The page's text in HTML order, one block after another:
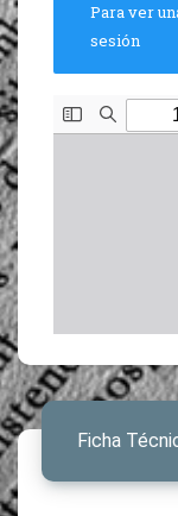
Para ver
sesión
Ficha